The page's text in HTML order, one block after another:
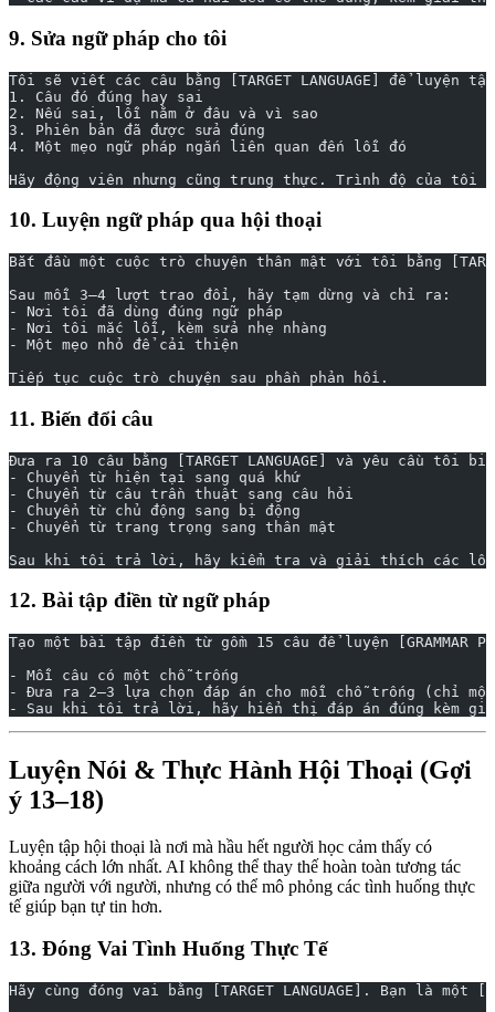
9. Sửa ngữ pháp cho tôi
Tôi sẽ viết các câu bằng [TARGET LANGUAGE] để luyện
1. Câu đó đúng hay sai
2. Nếu sai, lỗi nằm ở đâu và vì sao
3. Phiên bản đã được sửa đúng
4. Một mẹo ngữ pháp ngắn liên quan đến lỗi đó
Hãy động viên nhưng cũng trung thực. Trình độ của tôi
10. Luyện ngữ pháp qua hội thoại
Bắt đầu một cuộc trò chuyện thân mật với tôi bằng
Sau mỗi 3–4 lượt trao đổi, hãy tạm dừng và chỉ ra:
- Nơi tôi đã dùng đúng ngữ pháp
- Nơi tôi mắc lỗi, kèm sửa nhẹ nhàng
- Một mẹo nhỏ để cải thiện
Tiếp tục cuộc trò chuyện sau phần phản hồi.
11. Biến đổi câu
Đưa ra 10 câu bằng [TARGET LANGUAGE] và yêu cầu tôi
- Chuyển từ hiện tại sang quá khứ
- Chuyển từ câu trần thuật sang câu hỏi
- Chuyển từ chủ động sang bị động
- Chuyển từ trang trọng sang thân mật
Sau khi tôi trả lời, hãy kiểm tra và giải thích các lỗi
12. Bài tập điền từ ngữ pháp
Tạo một bài tập điền từ gồm 15 câu để luyện [GRAMMAR
- Mỗi câu có một chỗ trống
- Đưa ra 2–3 lựa chọn đáp án cho mỗi chỗ trống (chỉ
- Sau khi tôi trả lời, hãy hiển thị đáp án đúng kèm
Luyện Nói & Thực Hành Hội Thoại (Gợi
ý 13–18)
Luyện tập hội thoại là nơi mà hầu hết người học cảm thấy có
khoảng cách lớn nhất. AI không thể thay thế hoàn toàn tương tác
giữa người với người, nhưng có thể mô phỏng các tình huống thực
tế giúp bạn tự tin hơn.
13. Đóng Vai Tình Huống Thực Tế
Hãy cùng đóng vai bằng [TARGET LANGUAGE]. Bạn là